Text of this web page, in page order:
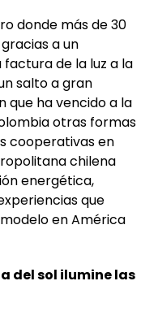
donde más de 30
a un
de la luz a la
salto a gran
que ha vencido a la
otras formas
cooperativas en
chilena
energética,
que
en América
del sol ilumine las